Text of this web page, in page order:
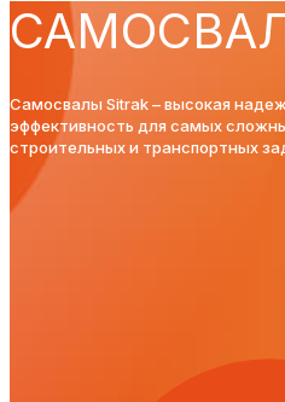
Самосвалы Sitrak – высокая
эффективность для самых
строительных и транспортных